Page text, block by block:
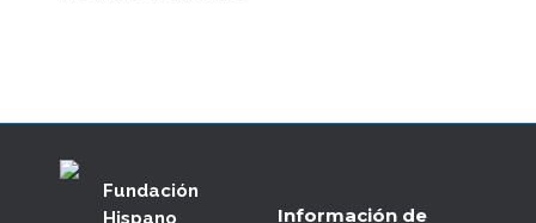
Fundación
Hispano
Información de